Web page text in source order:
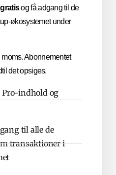
og få adgang til de
økosystemet under
moms. Abonnementet
det opsiges.
indhold og
til alle de
transaktioner i